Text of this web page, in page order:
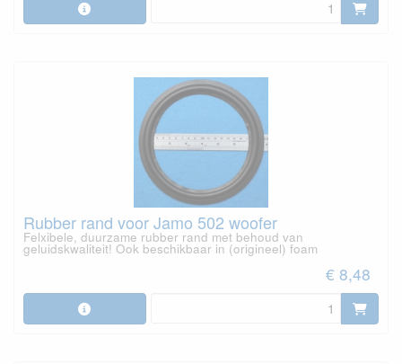
Rubber rand voor Jamo 502 woofer
Felxibele, duurzame rubber rand met behoud van
geluidskwaliteit! Ook beschikbaar in (origineel) foam
€ 8,48